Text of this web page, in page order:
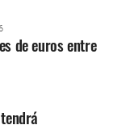
de euros entre